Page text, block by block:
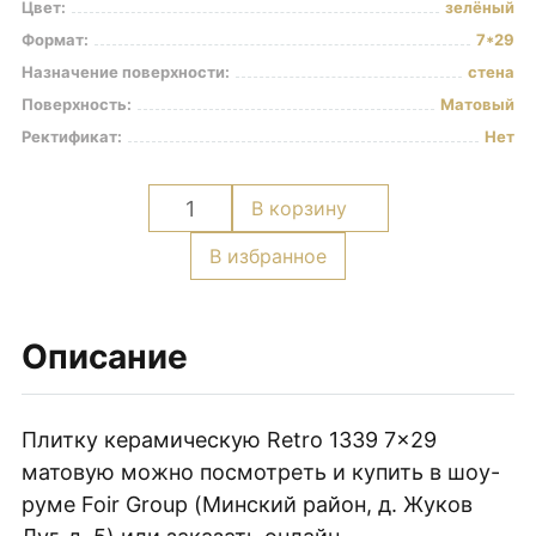
Цвет:
зелёный
Формат:
7*29
Назначение поверхности:
стена
Поверхность:
Матовый
Ректификат:
Нет
В избранное
Количество
товара
Плитка
керамическая
7x29
матовая
В корзину
Описание
Плитку керамическую Retro 1339 7×29
матовую можно посмотреть и купить в шоу-
руме Foir Group (Минский район, д. Жуков
Белый керамогранит
Черно-белый керамогранит
Бежевый керамогранит
Серый керамогранит
Керамогранит для пола
Керамогранит для стен
Керамическая плитка
Плитка керамическая глянцевая